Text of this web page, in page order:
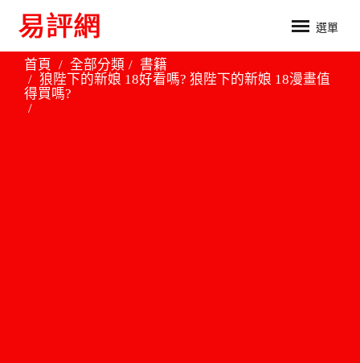
選單
首頁 全部分類
書籍
狼陛下的新娘 18好看嗎? 狼陛下的新娘 18漫畫值
得買嗎?